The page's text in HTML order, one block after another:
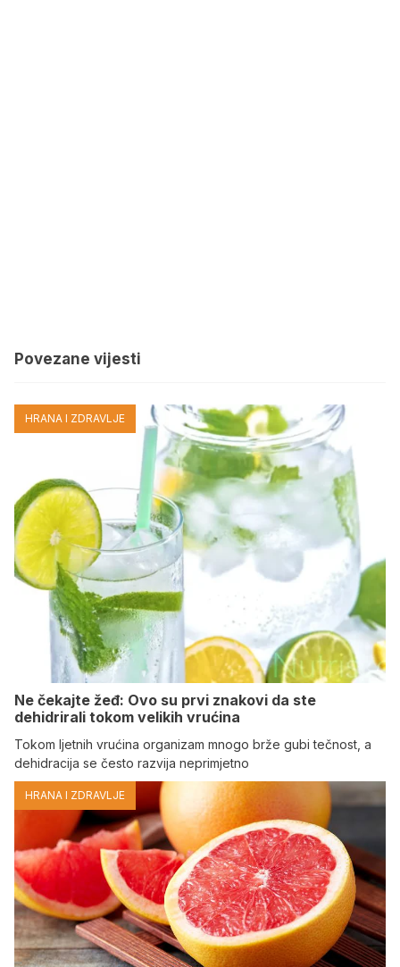
Povezane vijesti
HRANA I ZDRAVLJE
Ne čekajte žeđ: Ovo su prvi znakovi da ste
dehidrirali tokom velikih vrućina
Tokom ljetnih vrućina organizam mnogo brže gubi tečnost, a
dehidracija se često razvija neprimjetno
HRANA I ZDRAVLJE